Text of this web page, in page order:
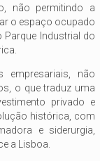
não permitindo a
o espaço ocupado
Parque Industrial do
empresariais, não
o que traduz uma
privado e
histórica, com
e siderurgia,
a Lisboa.